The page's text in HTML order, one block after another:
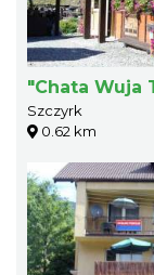
"Chata Wuja
Szczyrk
0.62 km